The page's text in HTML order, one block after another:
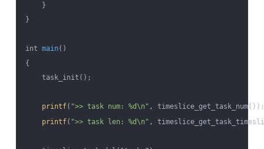
}
}
int main()
{
task_init();
printf( ">> task num: %d\n" , timeslice_get_task_num());
printf( ">> task len: %d\n" ,